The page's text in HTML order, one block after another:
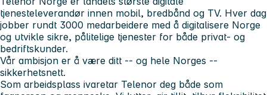
tjenesteleverandør innen mobil, bredbånd og TV. Hver dag
jobber rundt 3000 medarbeidere med å digitalisere Norge
og utvikle sikre, pålitelige tjenester for både privat- og
bedriftskunder.
Vår ambisjon er å være ditt -- og hele Norges --
sikkerhetsnett.
Som arbeidsplass ivaretar Telenor deg både som